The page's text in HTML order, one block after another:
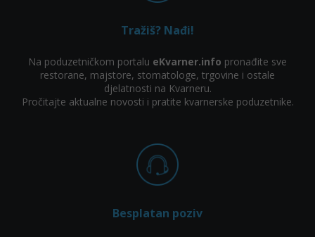
Tražiš? Nađi!
Na poduzetničkom portalu eKvarner.info pronađite sve
restorane, majstore, stomatologe, trgovine i ostale
djelatnosti na Kvarneru.
Pročitajte aktualne novosti i pratite kvarnerske poduzetnike.
Besplatan poziv